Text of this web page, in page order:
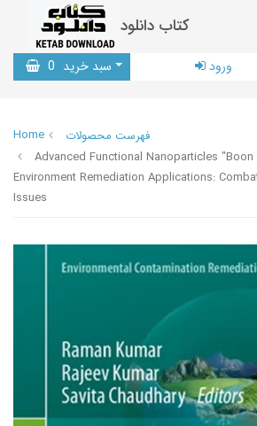
کتاب دانلود
سبد خرید 0 ورود
Home
فهرست محصولات
Advanced Functional Nanoparticles
Environment Remediation Applications:
Issues